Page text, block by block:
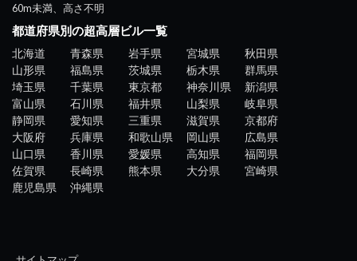
60m未満、高さ不明
都道府県別の超高層ビル一覧
北海道 青森県 岩手県 宮城県
秋田県
山形県
福島県 茨城県 栃木県
群馬県
埼玉県
千葉県 東京都 神奈川県
新潟県
富山県
石川県 福井県 山梨県
岐阜県
静岡県
愛知県 三重県 滋賀県
京都府
大阪府
兵庫県 和歌山県 岡山県
広島県
山口県
香川県 愛媛県 高知県
福岡県
佐賀県
長崎県 熊本県 大分県
宮崎県
鹿児島県
沖縄県